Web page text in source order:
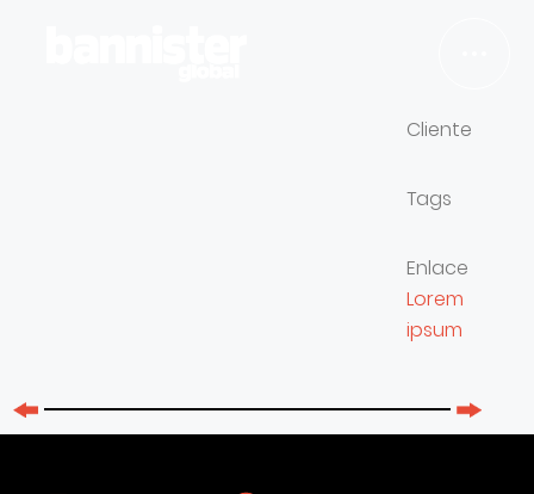
TRABAJOS
SERVICIOS
NOSOTROS
BLOG
Cliente
Tags
Enlace
Lorem
ipsum